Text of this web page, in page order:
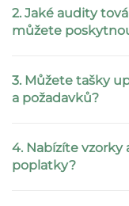
2. Jaké audity
můžete
3. Můžete tašky
a požadavků?
4. Nabízíte vzorky
poplatky?